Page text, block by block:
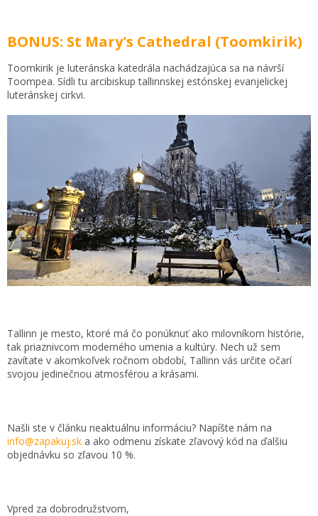
BONUS: St Mary's Cathedral (Toomkirik)
Toomkirik je luteránska katedrála nachádzajúca sa na návrší
Toompea. Sídli tu arcibiskup tallinnskej estónskej evanjelickej
luteránskej cirkvi.
Tallinn je mesto, ktoré má čo ponúknuť ako milovníkom histórie,
tak priaznivcom moderného umenia a kultúry. Nech už sem
zavítate v akomkoľvek ročnom období, Tallinn vás určite očarí
svojou jedinečnou atmosférou a krásami.
Našli ste v článku neaktuálnu informáciu? Napíšte nám na
info@zapakuj.sk a ako odmenu získate zľavový kód na ďalšiu
objednávku so zľavou 10 %.
Vpred za dobrodružstvom,